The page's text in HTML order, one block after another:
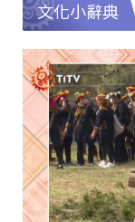
文化小辭典